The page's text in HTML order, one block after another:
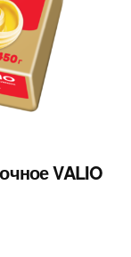
VALIO